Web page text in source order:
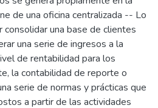
de una oficina centralizada -- Lo
consolidar una base de clientes
una serie de ingresos a la
de rentabilidad para los
la contabilidad de reporte o
serie de normas y prácticas que
a partir de las actividades